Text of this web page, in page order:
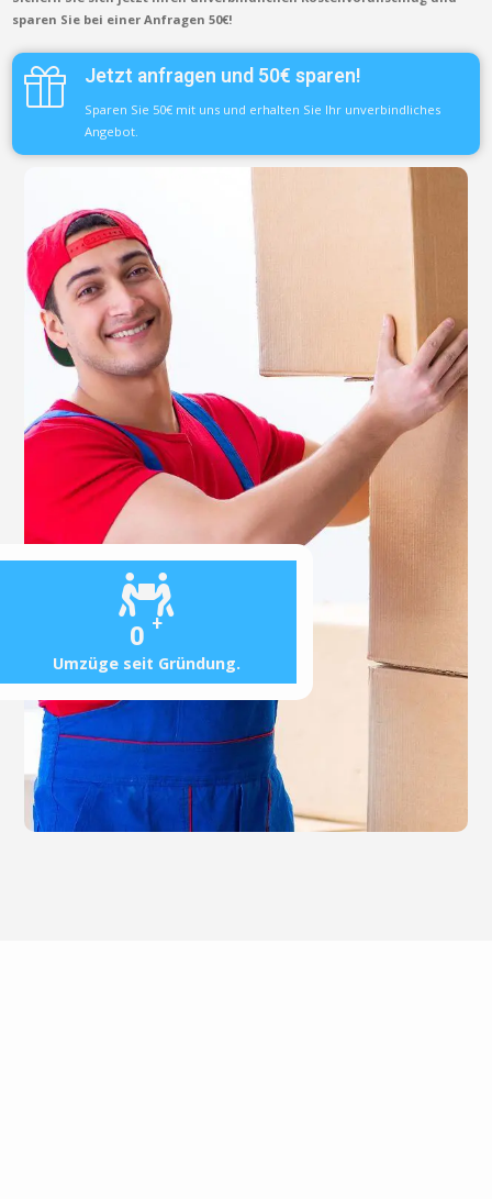
0 +
Umzüge seit Gründung.
sparen Sie bei einer Anfragen 50€!
Jetzt anfragen und 50€ sparen!
Sparen Sie 50€ mit uns und erhalten Sie Ihr unverbindliches
Angebot.